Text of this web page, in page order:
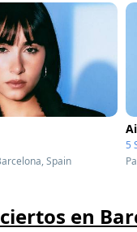
Spain
5
en